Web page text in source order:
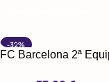
-32%
FC Barcelona 2ª